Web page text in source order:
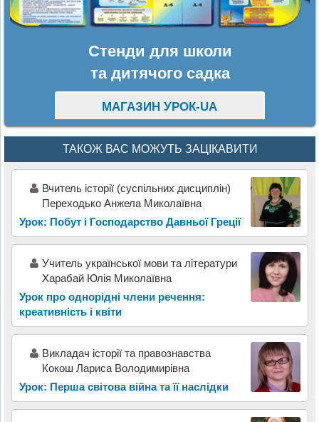
Стенди для школи
та дитячого садка
МАГАЗИН УРОК-UA
ТАКОЖ ВАС МОЖУТЬ ЗАЦІКАВИТИ
Вчитель історії (суспільних дисциплін)
Переходько Анжела Миколаївна
Урок: Побут і Господарство Давньої Греції
Учитель української мови та літератури
Харабай Юлія Миколаївна
Урок про однорідні члени речення:
креативність і квіти
Викладач історії та правознавства
Кокош Лариса Володимирівна
Урок: Перша світова війна та її наслідки